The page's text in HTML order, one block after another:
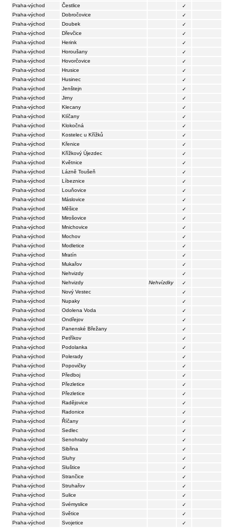
Praha-východ
Čestlice
✓
Praha-východ
Dobročovice
✓
Praha-východ
Doubek
✓
Praha-východ
Dřevčice
✓
Praha-východ
Herink
✓
Praha-východ
Horoušany
✓
Praha-východ
Hovorčovice
✓
Praha-východ
Hrusice
✓
Praha-východ
Husinec
✓
Praha-východ
Jenštejn
✓
Praha-východ
Jirny
✓
Praha-východ
Klecany
✓
Praha-východ
Klíčany
✓
Praha-východ
Klokočná
✓
Praha-východ
Kostelec u Křížků
✓
Praha-východ
Křenice
✓
Praha-východ
Křížkový Újezdec
✓
Praha-východ
Květnice
✓
Praha-východ
Lázně Toušeň
✓
Praha-východ
Líbeznice
✓
Praha-východ
Louňovice
✓
Praha-východ
Máslovice
✓
Praha-východ
Měšice
✓
Praha-východ
Mirošovice
✓
Praha-východ
Mnichovice
✓
Praha-východ
Mochov
✓
Praha-východ
Modletice
✓
Praha-východ
Mratín
✓
Praha-východ
Mukařov
✓
Praha-východ
Nehvizdy
✓
Praha-východ
Nehvizdy Nehvízdky
✓
Praha-východ
Nový Vestec
✓
Praha-východ
Nupaky
✓
Praha-východ
Odolena Voda
✓
Praha-východ
Ondřejov
✓
Praha-východ
Panenské Břežany
✓
Praha-východ
Petříkov
✓
Praha-východ
Podolanka
✓
Praha-východ
Polerady
✓
Praha-východ
Popovičky
✓
Praha-východ
Předboj
✓
Praha-východ
Přezletice
✓
Praha-východ
Přezletice
✓
Praha-východ
Radějovice
✓
Praha-východ
Radonice
✓
Praha-východ
Říčany
✓
Praha-východ
Sedlec
✓
Praha-východ
Senohraby
✓
Praha-východ
Sibřina
✓
Praha-východ
Sluhy
✓
Praha-východ
Sluštice
✓
Praha-východ
Strančice
✓
Praha-východ
Struhařov
✓
Praha-východ
Sulice
✓
Praha-východ
Svémyslice
✓
Praha-východ
Světice
✓
Praha-východ
Svojetice
✓